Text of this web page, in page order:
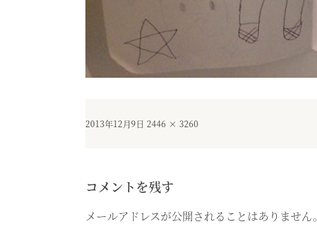
投
2013年12月9日 フ
2446 × 3260
コメントを残す
メールアドレスが公開されることはありません。